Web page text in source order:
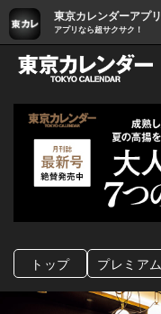
東京カレンダーアプリ
アプリなら超サクサク！
トップ プレミアム